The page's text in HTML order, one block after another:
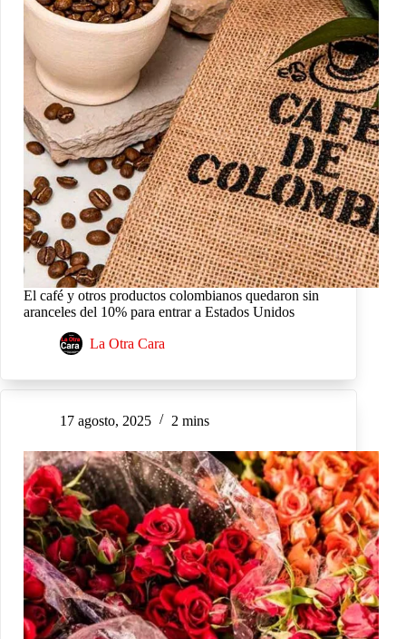
El café y otros productos colombianos quedaron sin
aranceles del 10% para entrar a Estados Unidos
La Otra Cara
17 agosto, 2025 2 mins